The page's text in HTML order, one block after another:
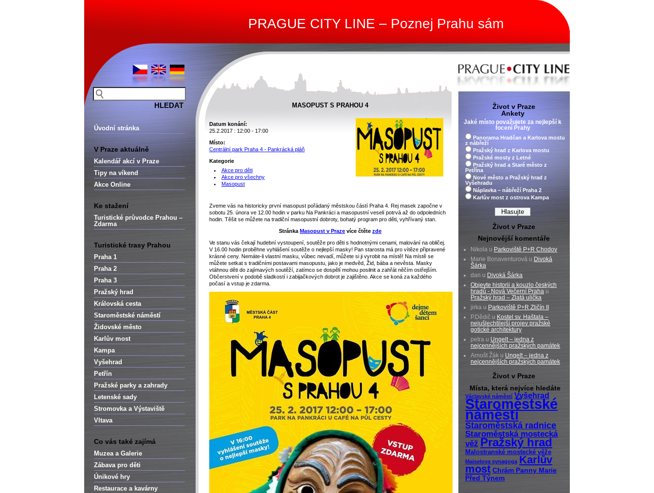
PRAGUE CITY LINE – Poznej Prahu sám
Úvodní stránka
V Praze aktuálně
Kalendář akcí v Praze
Tipy na víkend
Akce Online
Ke stažení
Turistické průvodce Prahou –
Zdarma
Turistické trasy Prahou
Praha 1
Praha 2
Praha 3
Pražský hrad
Královská cesta
Staroměstské náměstí
Židovské město
Karlův most
Kampa
Vyšehrad
Petřín
Pražské parky a zahrady
Letenské sady
Stromovka a Výstaviště
Vltava
Co vás také zajímá
Muzea a Galerie
Zábava pro děti
Únikové hry
Restaurace a kavárny
MASOPUST S PRAHOU 4
Datum konání:
25.2.2017 : 12:00 - 17:00
Místo:
Centrální park Praha 4 - Pankrácká pláň
Kategorie
Akce pro děti
Akce pro všechny
Masopust
Zveme vás na historicky první masopust pořádaný městskou částí Praha 4. Rej masek započne v
sobotu 25. února ve 12.00 hodin v parku Na Pankráci a masopustní veselí potrvá až do odpoledních
hodin. Těšit se můžete na tradiční masopustní dobroty, bohatý program pro děti, vyhřívaný stan.
Stránka Masopust v Praze více čtěte zde
Ve stanu vás čekají hudební vystoupení, soutěže pro děti s hodnotnými cenami, malování na obličej.
V 16.00 hodin proběhne vyhlášení soutěže o nejlepší masky! Pan starosta má pro vítěze připravené
krásné ceny. Nemáte-li vlastní masku, vůbec nevadí, můžete si ji vyrobit na místě! Na místě se
můžete setkat s tradičními postavami masopustu, jako je medvěd, Žid, bába a nevěsta. Masky
vtáhnou děti do zajímavých soutěží, zatímco se dospělí mohou posilnit a zahřát něčím ostřejším.
Občerstvení v podobě sladkostí i zabijačkových dobrot je zajištěno. Akce se koná za každého
počasí a vstup je zdarma.
Život v Praze
Ankety
Jaké místo považujete za nejlepší k
focení Prahy
Panorama Hradčan a Karlova mostu
z nábřeží
Pražský hrad z Karlova mostu
Pražské mosty z Letné
Pražský hrad a Staré město z
Petřína
Nové město a Pražský hrad z
Vyšehradu
Náplavka – nábřeží Praha 2
Karlův most z ostrova Kampa
Život v Praze
Nejnovější komentáře
Nikola u Parkoviště P+R Chodov
Marie Bonaventurová u Divoká
Šárka
dan u Divoká Šárka
Objevte historii a kouzlo českých
hradů - Nová Večerní Praha u
Pražský hrad – Zlatá ulička
jirka u Parkoviště P+R Zličín II
P.Dědič u Kostel sv. Haštala –
nejušlechtilejší projev pražské
gotické architektury
petra u Ungelt – jedna z
nejcennějších pražských památek
Arnošt Žák u Ungelt – jedna z
nejcennějších pražských památek
Život v Praze
Místa, která nejvíce hledáte
Václavské náměstí Vyšehrad
Staroměstské
náměstí
Staroměstská radnice
Staroměstská mostecká
věž Pražský hrad
Malostranské mostecké věže
Maiselova synagoga Karlův
most Chrám Panny Marie
Před Týnem